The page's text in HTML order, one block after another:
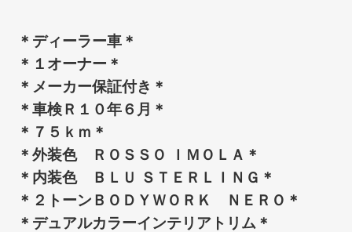
＊ディーラー車＊
＊１オーナー＊
＊メーカー保証付き＊
＊車検Ｒ１０年６月＊
＊７５ｋｍ＊
＊外装色 ＲＯＳＳＯ ＩＭＯＬＡ＊
＊内装色 ＢＬＵ ＳＴＥＲＬＩＮＧ＊
＊２トーンＢＯＤＹＷＯＲＫ ＮＥＲＯ＊
＊デュアルカラーインテリアトリム＊